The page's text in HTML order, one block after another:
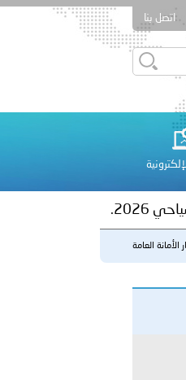
اتصل بنا
الوزراء
2026.
اتفاقية
الأمانة العامة